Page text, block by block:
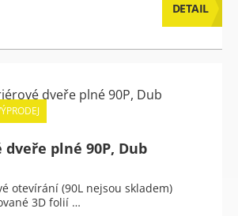
DETAIL
plné 90P, Dub
otevírání (90L nejsou skladem)
3D folií …